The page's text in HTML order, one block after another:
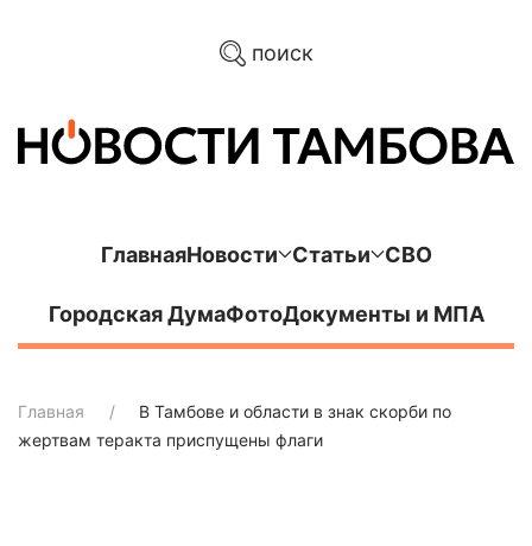
поиск
ГлавнаяНовости Статьи СВО
Городская ДумаФотоДокументы и МПА
Главная
В Тамбове и области в знак скорби по
жертвам теракта приспущены флаги